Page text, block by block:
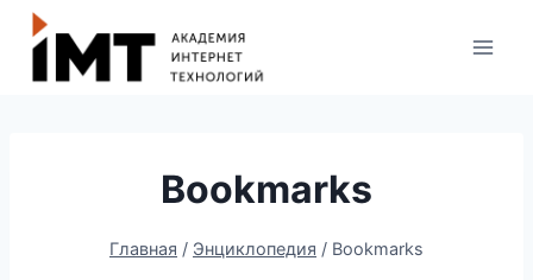
Bookmarks
Главная / Энциклопедия / Bookmarks